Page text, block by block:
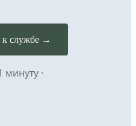
к службе →
минуту ·